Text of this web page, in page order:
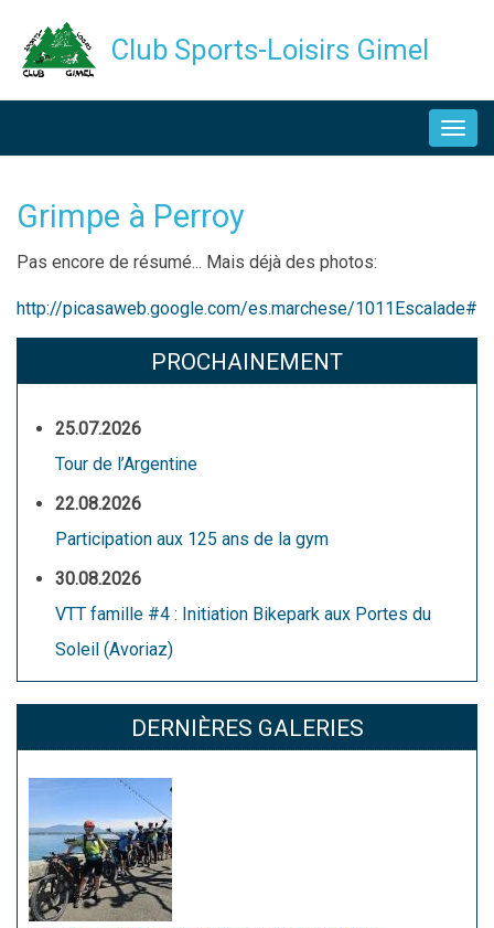
Club Sports-Loisirs Gimel
Grimpe à Perroy
Description
Pas encore de résumé... Mais déjà des photos:
http://picasaweb.google.com/es.marchese/1011Escalade#
PROCHAINEMENT
25.07.2026
Tour de l’Argentine
22.08.2026
Participation aux 125 ans de la gym
30.08.2026
VTT famille #4 : Initiation Bikepark aux Portes du
Soleil (Avoriaz)
DERNIÈRES GALERIES